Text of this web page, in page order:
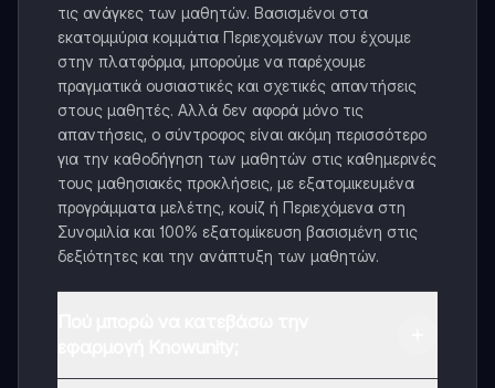
τις ανάγκες των μαθητών. Βασισμένοι στα
εκατομμύρια κομμάτια Περιεχομένων που έχουμε
στην πλατφόρμα, μπορούμε να παρέχουμε
πραγματικά ουσιαστικές και σχετικές απαντήσεις
στους μαθητές. Αλλά δεν αφορά μόνο τις
απαντήσεις, ο σύντροφος είναι ακόμη περισσότερο
για την καθοδήγηση των μαθητών στις καθημερινές
τους μαθησιακές προκλήσεις, με εξατομικευμένα
προγράμματα μελέτης, κουίζ ή Περιεχόμενα στη
Συνομιλία και 100% εξατομίκευση βασισμένη στις
δεξιότητες και την ανάπτυξη των μαθητών.